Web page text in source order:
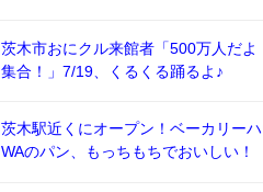
茨木市おにクル来館者「500万人だよ
集合！」7/19、くるくる踊るよ♪
茨木駅近くにオープン！ベーカリー
WAのパン、もっちもちでおいしい！